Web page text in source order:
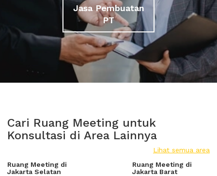
Jasa Pembuatan
PT
Cari Ruang Meeting untuk
Konsultasi di Area Lainnya
Lihat semua area
Ruang Meeting di
Jakarta Selatan
Ruang Meeting di
Jakarta Barat